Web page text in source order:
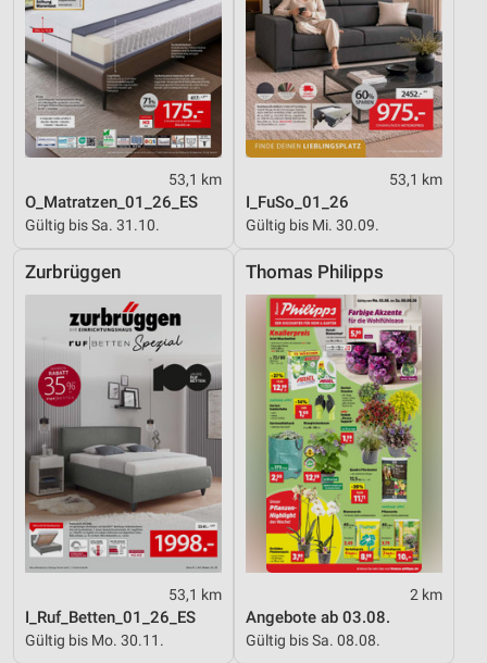
53,1 km
O_Matratzen_01_26_ES
Gültig bis Sa. 31.10.
53,1 km
I_FuSo_01_26
Gültig bis Mi. 30.09.
Zurbrüggen
53,1 km
I_Ruf_Betten_01_26_ES
Gültig bis Mo. 30.11.
Thomas Philipps
2 km
Angebote ab 03.08.
Gültig bis Sa. 08.08.